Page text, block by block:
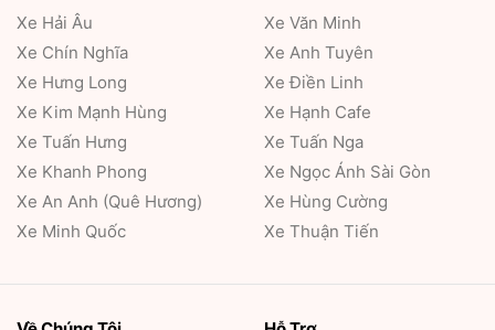
Xe Hải Âu
Xe Chín Nghĩa
Xe Hưng Long
Xe Kim Mạnh Hùng
Xe Tuấn Hưng
Xe Khanh Phong
Xe An Anh (Quê Hương)
Xe Minh Quốc
Xe Văn Minh
Xe Anh Tuyên
Xe Điền Linh
Xe Hạnh Cafe
Xe Tuấn Nga
Xe Ngọc Ánh Sài Gòn
Xe Hùng Cường
Xe Thuận Tiến